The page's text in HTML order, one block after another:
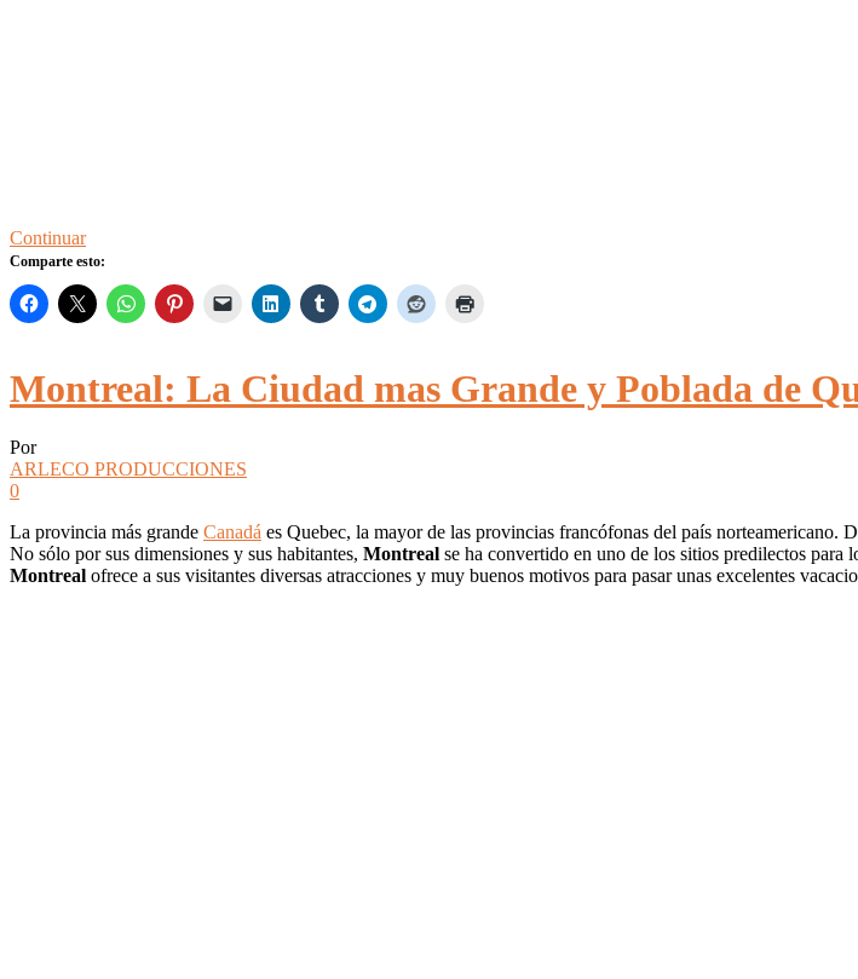
Continuar
Comparte esto:
Montreal: La Ciudad mas Grande y Poblada de
Por
ARLECO PRODUCCIONES
0
La provincia más grande Canadá es Quebec, la mayor de las provincias francófonas del país norteamericano.
No sólo por sus dimensiones y sus habitantes, Montreal se ha convertido en uno de los sitios predilectos para
Montreal ofrece a sus visitantes diversas atracciones y muy buenos motivos para pasar unas excelentes